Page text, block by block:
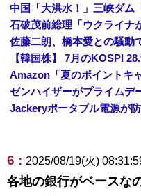
佐藤二朗、橋本愛との騒動
6 : 2025/08/19(火)
各地の銀行がベースな